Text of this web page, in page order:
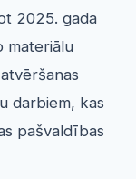
2025. gada
materiālu
darbiem, kas
pašvaldības